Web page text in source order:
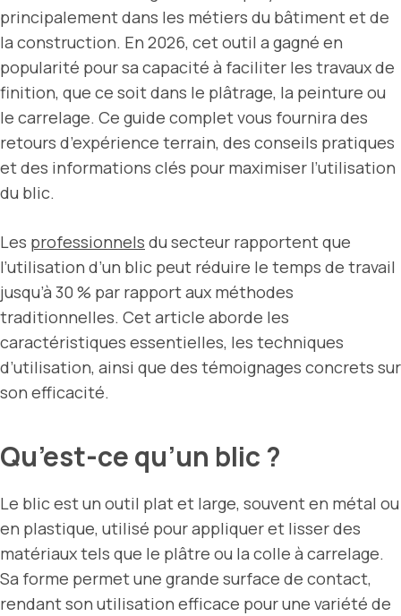
principalement dans les métiers du bâtiment et de
la construction. En 2026, cet outil a gagné en
popularité pour sa capacité à faciliter les travaux de
finition, que ce soit dans le plâtrage, la peinture ou
le carrelage. Ce guide complet vous fournira des
retours d’expérience terrain, des conseils pratiques
et des informations clés pour maximiser l’utilisation
du blic.
Les professionnels du secteur rapportent que
l’utilisation d’un blic peut réduire le temps de travail
jusqu’à 30 % par rapport aux méthodes
traditionnelles. Cet article aborde les
caractéristiques essentielles, les techniques
d’utilisation, ainsi que des témoignages concrets sur
son efficacité.
Qu’est-ce qu’un blic ?
Le blic est un outil plat et large, souvent en métal ou
en plastique, utilisé pour appliquer et lisser des
matériaux tels que le plâtre ou la colle à carrelage.
Sa forme permet une grande surface de contact,
rendant son utilisation efficace pour une variété de